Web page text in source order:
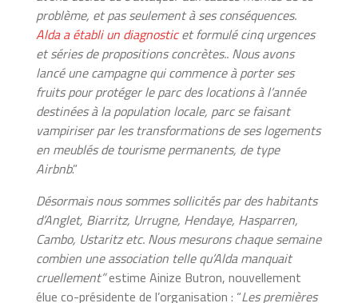
problème, et pas seulement à ses conséquences.
Alda a établi un diagnosticet formulé cinq urgences
et séries de propositions concrètes.. Nous avons
lancé une campagne qui commence à porter ses
fruits pour protéger le parc des locations à l’année
destinées à la population locale, parc se faisant
vampiriser par les transformations de ses logements
en meublés de tourisme permanents, de type
Airbnb.”
Désormais nous sommes sollicités par des habitants
d’Anglet, Biarritz, Urrugne, Hendaye, Hasparren,
Cambo, Ustaritz etc. Nous mesurons chaque semaine
combien une association telle qu’Alda manquait
cruellement”estime Ainize Butron, nouvellement
élue co-présidente de l’organisation : “Les premières